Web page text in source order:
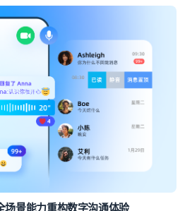
场景能力重构数字沟通体验
讯云服务条款
提交